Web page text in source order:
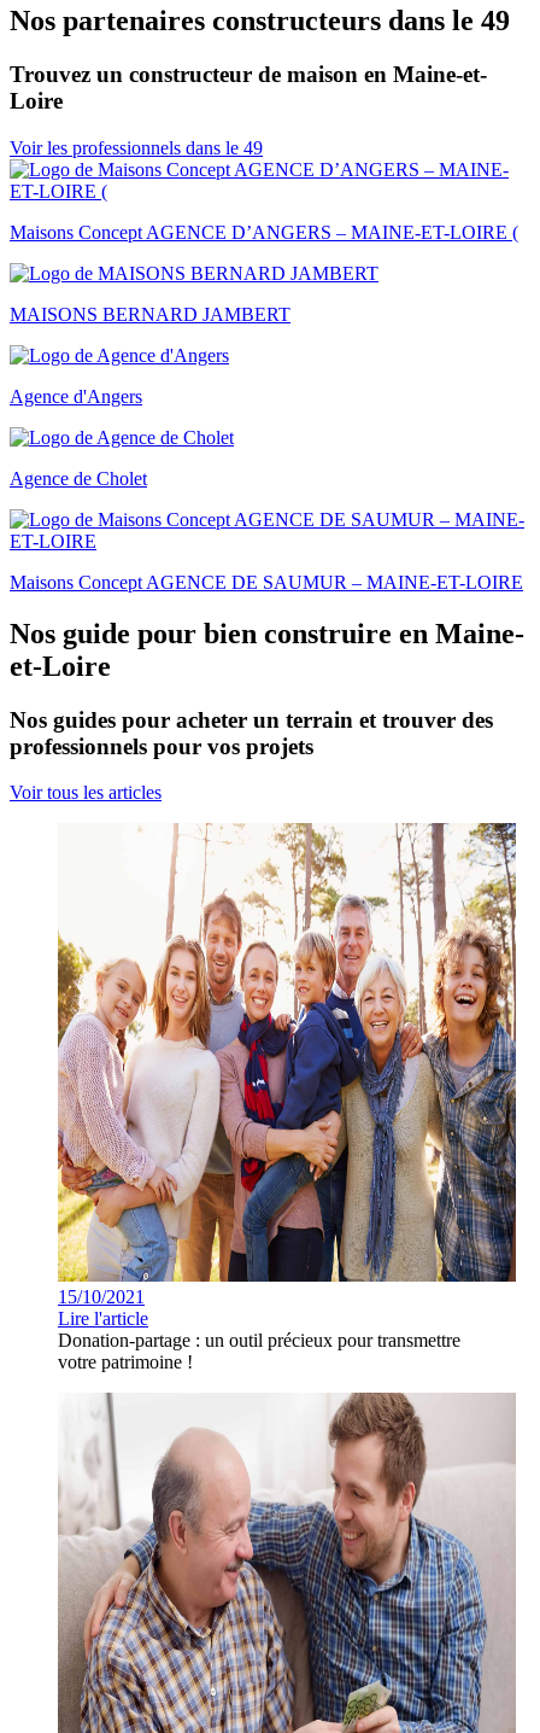
Nos partenaires constructeurs dans le 49
Trouvez un constructeur de maison en Maine-et-
Loire
Voir les professionnels dans le 49
Maisons Concept AGENCE D’ANGERS – MAINE-ET-LOIRE (
MAISONS BERNARD JAMBERT
Agence d'Angers
Agence de Cholet
Maisons Concept AGENCE DE SAUMUR – MAINE-ET-LOIRE
Nos guide pour bien construire en Maine-
et-Loire
Nos guides pour acheter un terrain et trouver des
professionnels pour vos projets
Voir tous les articles
15/10/2021
Lire l'article
Donation-partage : un outil précieux pour transmettre
votre patrimoine !